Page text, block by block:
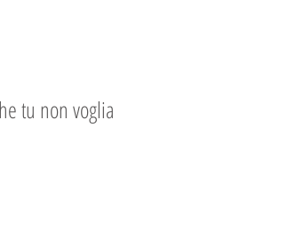
tu non voglia